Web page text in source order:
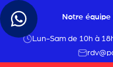
Notre
Lun-Sam de 10h à